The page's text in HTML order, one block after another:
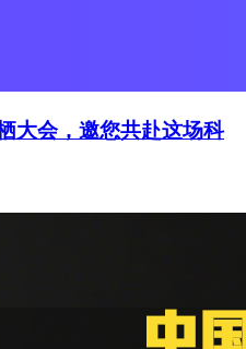
大会，邀您共赴这场科